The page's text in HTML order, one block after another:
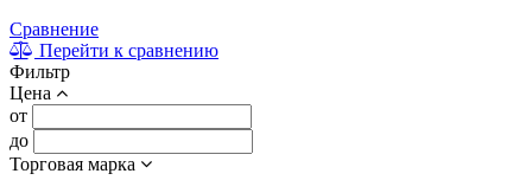
Сравнение
Перейти к сравнению
Фильтр
Цена
от
до
Торговая марка